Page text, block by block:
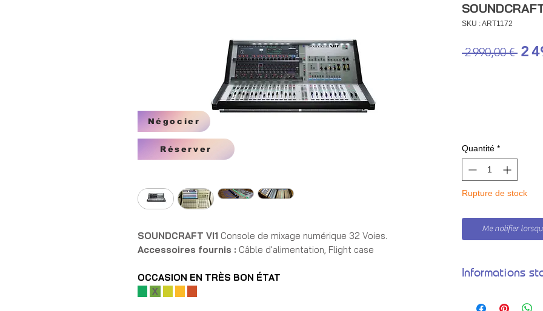
SOUNDCRAFT VI1 Console de mixage numérique 32 Voies.
Accessoires fournis : Câble d'alimentation, Flight case
OCCASION EN TRÈS BON ÉTAT
X
SKU : ART1172
2 990,00 € 2
Quantité *
Rupture de stock
Me notifier
Informations
➦ Tarif
Négocier
Réserver